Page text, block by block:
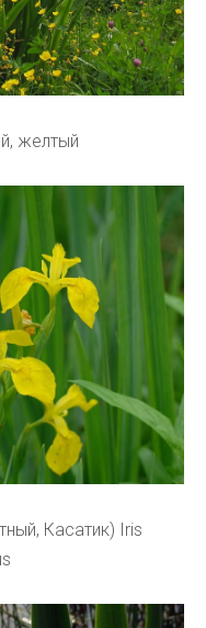
желтый
Касатик) Iris